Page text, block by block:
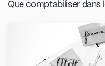
Que comptabiliser dans